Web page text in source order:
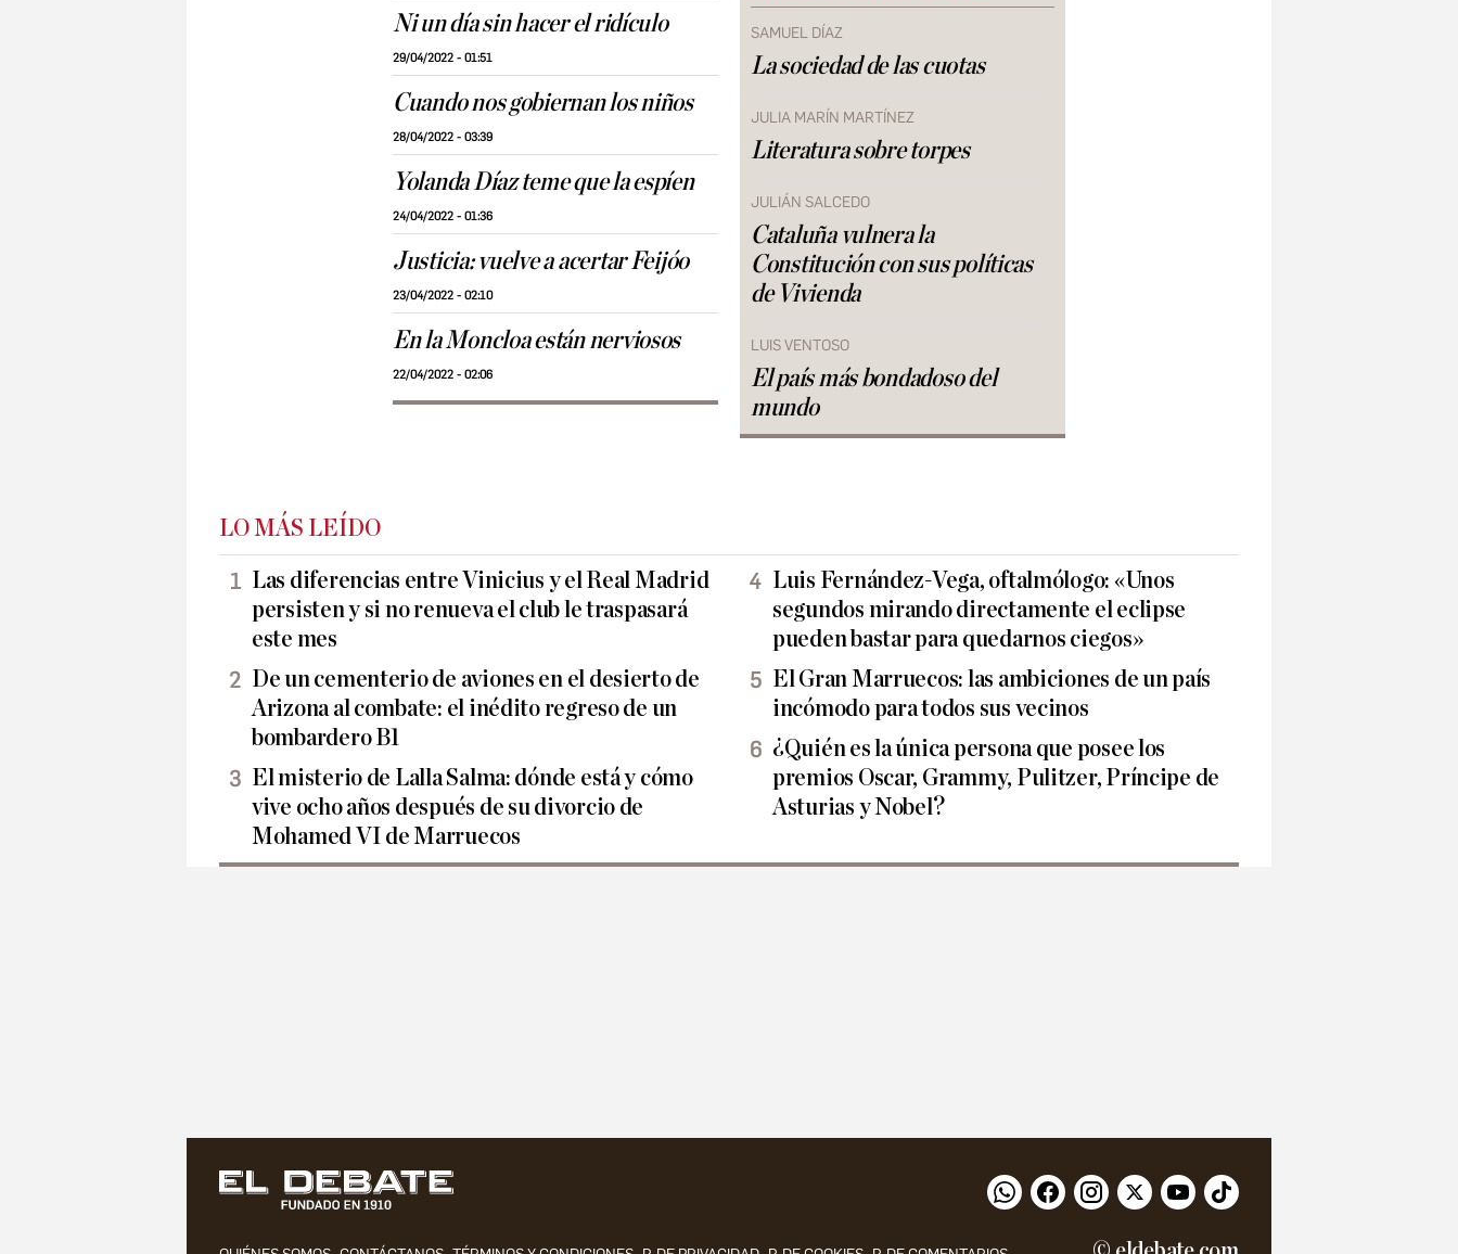
Ni un día sin hacer el ridículo
29/04/2022 - 01:51
Cuando nos gobiernan los niños
28/04/2022 - 03:39
Yolanda Díaz teme que la espíen
24/04/2022 - 01:36
Justicia: vuelve a acertar Feijóo
23/04/2022 - 02:10
En la Moncloa están nerviosos
22/04/2022 - 02:06
SAMUEL DÍAZ
La sociedad de las cuotas
JULIA MARÍN MARTÍNEZ
Literatura sobre torpes
JULIÁN SALCEDO
Cataluña vulnera la
Constitución con sus políticas
de Vivienda
LUIS VENTOSO
El país más bondadoso del
mundo
LO MÁS LEÍDO
Las diferencias entre Vinicius y el Real Madrid
persisten y si no renueva el club le traspasará
este mes
De un cementerio de aviones en el desierto de
Arizona al combate: el inédito regreso de un
bombardero B1
El misterio de Lalla Salma: dónde está y cómo
vive ocho años después de su divorcio de
Mohamed VI de Marruecos
Luis Fernández-Vega, oftalmólogo: «Unos
segundos mirando directamente el eclipse
pueden bastar para quedarnos ciegos»
El Gran Marruecos: las ambiciones de un país
incómodo para todos sus vecinos
¿Quién es la única persona que posee los
premios Oscar, Grammy, Pulitzer, Príncipe de
Asturias y Nobel?